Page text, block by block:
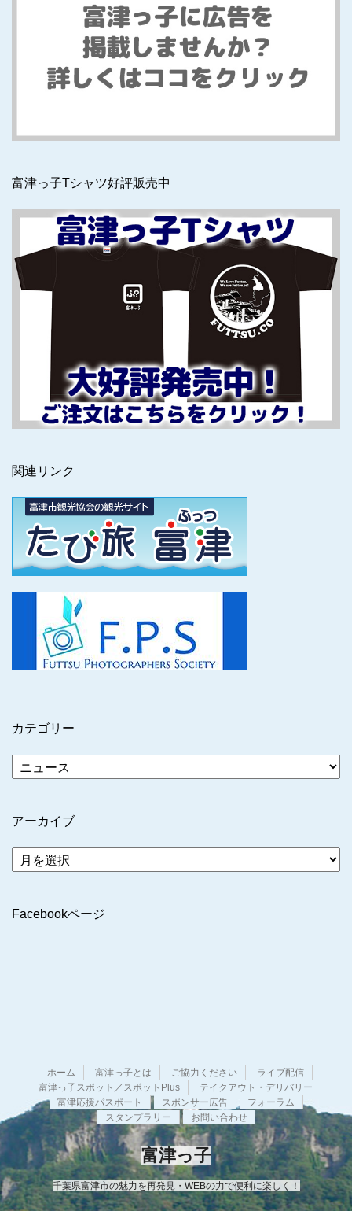
富津っ子Tシャツ好評販売中
関連リンク
カテゴリー
アーカイブ
ア
ー
ブ
Facebookページ
ホーム 富津っ子とは ご協力ください
ライブ配信
富津っ子スポット／スポットPlus
テイクアウト・デリバリー
富津応援パスポート
スポンサー広告
フォーラム
スタンプラリー
お問い合わせ
富津っ子
千葉県富津市の魅力を再発見・WEBの力で便利に楽しく！